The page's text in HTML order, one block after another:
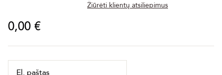
Žiūrėti klientų atsiliepimus
0,00 €